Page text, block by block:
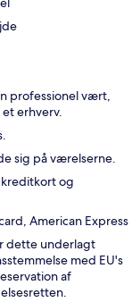
professionel vært,
erhverv.
sig på værelserne.
og
American Express
dette underlagt
med EU's
af